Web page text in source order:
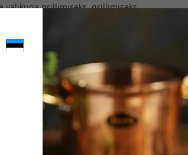
valikuga grillimiseks, grillimiseks
traadita lihatermomeeter
Termomeetrid ja mõõtevahendid
Kasuta seda koodi